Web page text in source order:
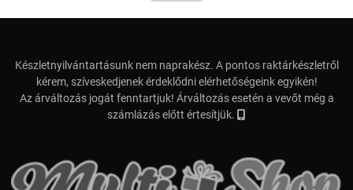
Készletnyilvántartásunk nem naprakész. A pontos raktárkészletről
kérem, szíveskedjenek érdeklődni elérhetőségeink egyikén!
Az árváltozás jogát fenntartjuk! Árváltozás esetén a vevőt még a
számlázás előtt értesítjük.